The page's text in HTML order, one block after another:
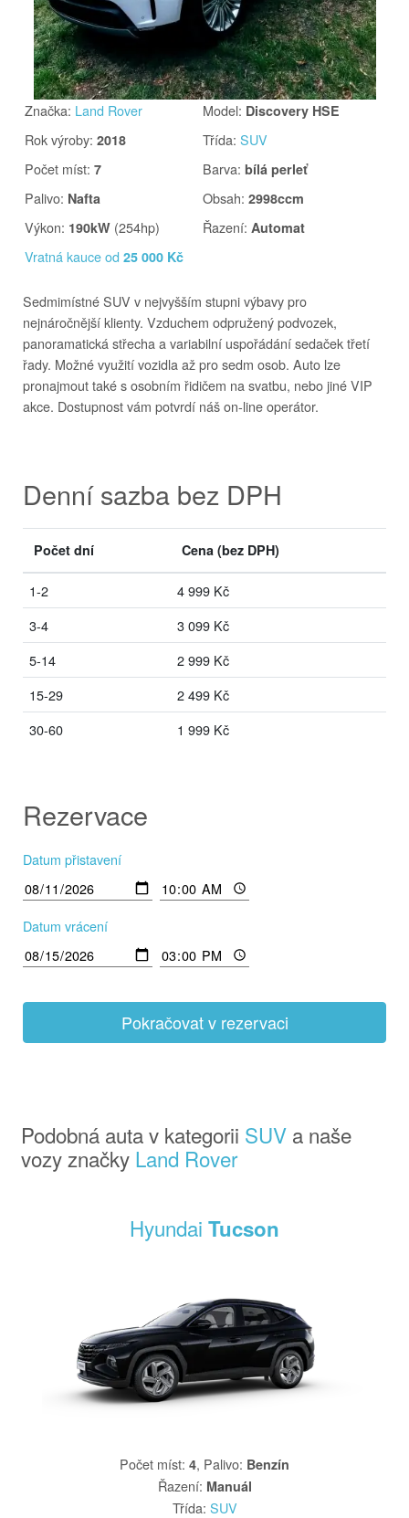
Značka: Land Rover Model: Discovery HSE
Rok výroby: 2018 Třída:SUV
Počet míst: 7 Barva:bílá perleť
Palivo: Nafta Obsah:2998ccm
Výkon: 190kW (254hp) Řazení: Automat
Vratná kauce od 25 000 Kč
Sedmimístné SUV v nejvyšším stupni výbavy pro
nejnáročnější klienty. Vzduchem odpružený podvozek,
panoramatická střecha a variabilní uspořádání sedaček třetí
řady. Možné využití vozidla až pro sedm osob. Auto lze
pronajmout také s osobním řidičem na svatbu, nebo jiné VIP
akce. Dostupnost vám potvrdí náš on-line operátor.
Denní sazba bez DPH
Počet dní Cena (bez DPH)
1-2
4 999 Kč
3-4
3 099 Kč
5-14
2 999 Kč
15-29
2 499 Kč
30-60
1 999 Kč
Rezervace
Datum přistavení
Datum vrácení
Pokračovat v rezervaci
Podobná auta v kategorii SUV a naše
vozy značky Land Rover
Hyundai Tucson
Počet míst: 4, Palivo: Benzín
Řazení: Manuál
Třída: SUV